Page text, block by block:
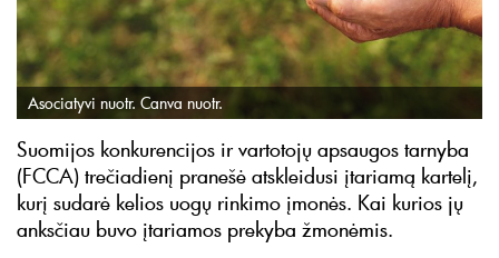
Asociatyvi nuotr. Canva nuotr.
Suomijos konkurencijos ir vartotojų apsaugos tarnyba
(FCCA) trečiadienį pranešė atskleidusi įtariamą kartelį,
kurį sudarė kelios uogų rinkimo įmonės. Kai kurios jų
anksčiau buvo įtariamos prekyba žmonėmis.